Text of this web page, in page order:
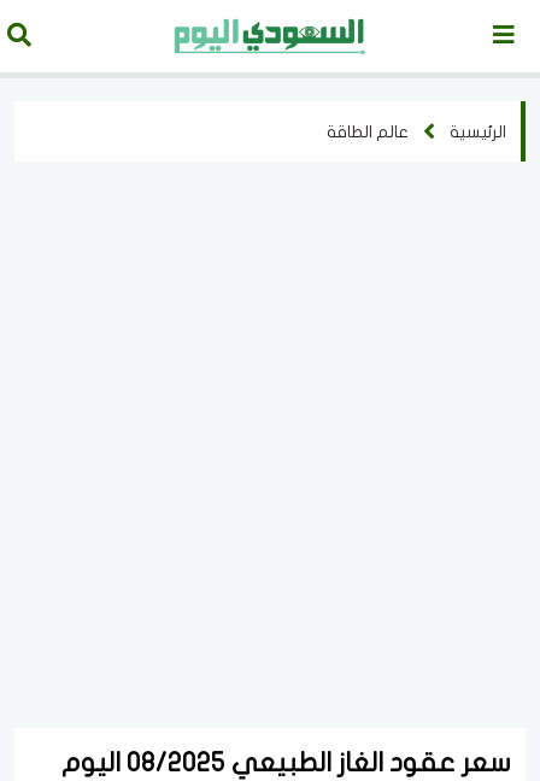
الرئيسية عالم الطاقة
سعر عقود الغاز الطبيعي 08/2025 اليوم